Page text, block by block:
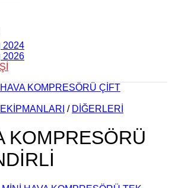
2024
2026
/ DİĞERLERİ
KOMPRESÖRÜ